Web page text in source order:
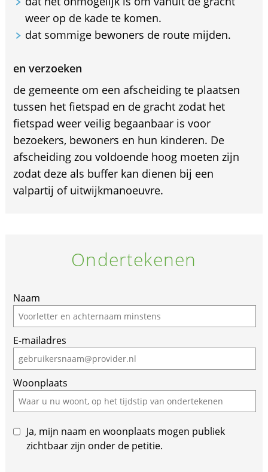
weer op de kade te komen.
dat sommige bewoners de route mijden.
en verzoeken
de gemeente om een afscheiding te plaatsen
tussen het fietspad en de gracht zodat het
fietspad weer veilig begaanbaar is voor
bezoekers, bewoners en hun kinderen. De
afscheiding zou voldoende hoog moeten zijn
zodat deze als buffer kan dienen bij een
valpartij of uitwijkmanoeuvre.
Ondertekenen
If
you
are
a
human,
ignore
this
field
Naam
E-mailadres
Woonplaats
Ja, mijn naam en woonplaats mogen publiek
zichtbaar zijn onder de petitie.